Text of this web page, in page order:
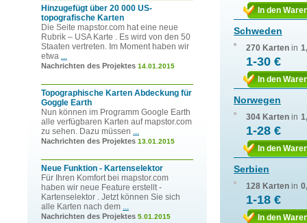
Hinzugefügt über 20 000 US-
topografische Karten
Die Seite mapstor.com hat eine neue
Rubrik – USA Karte . Es wird von den 50
Staaten vertreten. Im Moment haben wir
etwa ...
Nachrichten des Projektes 14.01.2015
Topographische Karten Abdeckung für
Goggle Earth
Nun können im Programm Google Earth
alle verfügbaren Karten auf mapstor.com
zu sehen. Dazu müssen ...
Nachrichten des Projektes 13.01.2015
Neue Funktion - Kartenselektor
Für Ihren Komfort bei mapstor.com
haben wir neue Feature erstellt -
Kartenselektor . Jetzt können Sie sich
alle Karten nach dem ...
Nachrichten des Projektes 5.01.2015
In den
Schweden
270 Karten in
1-30 €
In den
Norwegen
304 Karten in
1-28 €
In den
Serbien
128 Karten in
1-18 €
In den